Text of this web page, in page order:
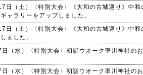
日（土）〈特別大会〉《大和の古城巡り》中
ャラリーをアップしました。
日（土）〈特別大会〉《大和の古城巡り》中
ました。
日（水）〈特別大会〉初詣ウオーク率川神社の
日（水）〈特別大会〉初詣ウオーク率川神社の